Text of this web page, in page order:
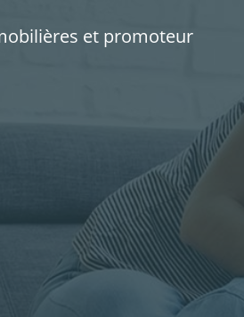
et promoteur